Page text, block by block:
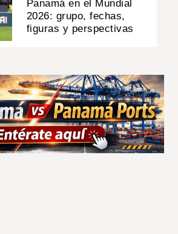
Panamá en el Mundial
2026: grupo, fechas,
figuras y perspectivas